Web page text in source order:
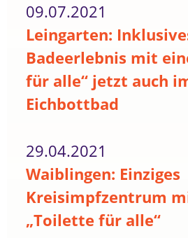
09.07.2021
Leingarten:
Badeerlebnis mit
für alle“ jetzt auch
Eichbottbad
29.04.2021
Waiblingen: Einziges
Kreisimpfzentrum
„Toilette für alle“